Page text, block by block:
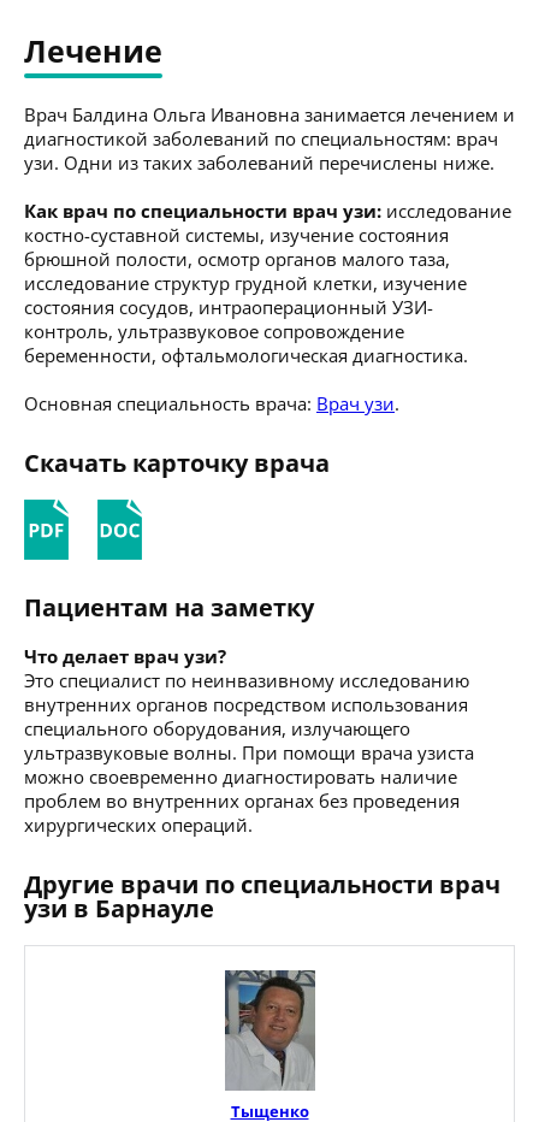
Лечение
Врач Балдина Ольга Ивановна занимается лечением и
диагностикой заболеваний по специальностям: врач
узи. Одни из таких заболеваний перечислены ниже.
Как врач по специальности врач узи: исследование
костно-суставной системы, изучение состояния
брюшной полости, осмотр органов малого таза,
исследование структур грудной клетки, изучение
состояния сосудов, интраоперационный УЗИ-
контроль, ультразвуковое сопровождение
беременности, офтальмологическая диагностика.
Основная специальность врача: Врач узи.
Скачать карточку врача
Пациентам на заметку
Что делает врач узи?
Это специалист по неинвазивному исследованию
внутренних органов посредством использования
специального оборудования, излучающего
ультразвуковые волны. При помощи врача узиста
можно своевременно диагностировать наличие
проблем во внутренних органах без проведения
хирургических операций.
Другие врачи по специальности врач
узи в Барнауле
Тыщенко